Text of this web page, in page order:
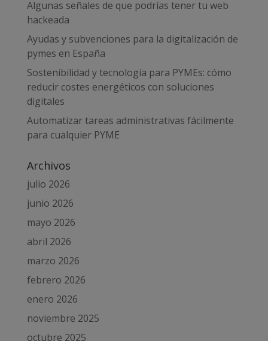
Algunas señales de que podrías tener tu web
hackeada
Ayudas y subvenciones para la digitalización de
pymes en España
Sostenibilidad y tecnología para PYMEs: cómo
reducir costes energéticos con soluciones
digitales
Automatizar tareas administrativas fácilmente
para cualquier PYME
Archivos
julio 2026
junio 2026
mayo 2026
abril 2026
marzo 2026
febrero 2026
enero 2026
noviembre 2025
octubre 2025